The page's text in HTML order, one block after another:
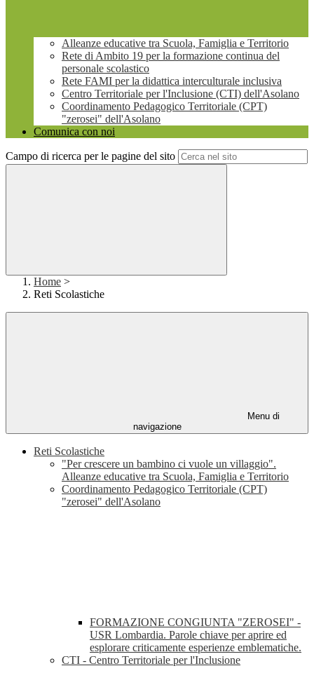
Alleanze educative tra Scuola, Famiglia e Territorio
Rete di Ambito 19 per la formazione continua del
personale scolastico
Rete FAMI per la didattica interculturale inclusiva
Centro Territoriale per l'Inclusione (CTI) dell'Asolano
Coordinamento Pedagogico Territoriale (CPT)
"zerosei" dell'Asolano
Comunica con noi
Campo di ricerca per le pagine del sito
Home >
Reti Scolastiche
Menu di
navigazione
Reti Scolastiche
"Per crescere un bambino ci vuole un villaggio".
Alleanze educative tra Scuola, Famiglia e Territorio
Coordinamento Pedagogico Territoriale (CPT)
"zerosei" dell'Asolano
FORMAZIONE CONGIUNTA "ZEROSEI" -
USR Lombardia. Parole chiave per aprire ed
esplorare criticamente esperienze emblematiche.
CTI - Centro Territoriale per l'Inclusione